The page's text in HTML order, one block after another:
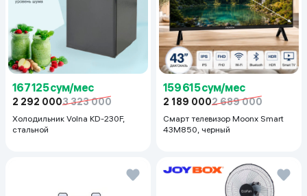
167 125 сум/мес
2 292 0003 323 000
Холодильник Volna KD-230F,
стальной
159 615 сум/мес
2 189 0002 689 000
Смарт телевизор Moonx Smart
43M850, черный